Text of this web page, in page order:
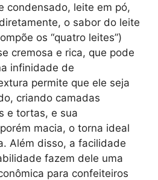
condensado, leite em pó,
o sabor do leite
os “quatro leites”)
cremosa e rica, que pode
infinidade de
permite que ele seja
criando camadas
e tortas, e sua
macia, o torna ideal
Além disso, a facilidade
fazem dele uma
para confeiteiros